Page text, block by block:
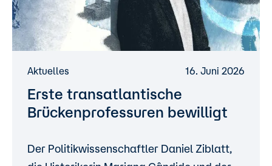
Aktuelles 16. Juni 2026
Erste transatlantische
Brückenprofessuren bewilligt
Der Politikwissenschaftler Daniel Ziblatt,